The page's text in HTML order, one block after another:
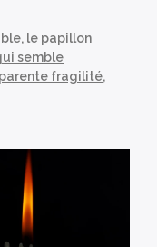
le papillon
semble
fragilité,